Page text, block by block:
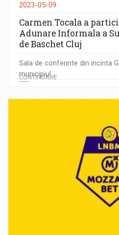
2023-05-09
Carmen Tocala a
Adunare Informala a
de Baschet Cluj
Sala de conferinte din incinta
municipiul ...
CONTINUARE